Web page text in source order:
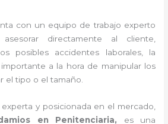
con un equipo de trabajo experto
directamente al cliente,
posibles accidentes laborales, la
a la hora de manipular los
el tipo o el tamaño.
y posicionada en el mercado,
en Penitenciaria, es una